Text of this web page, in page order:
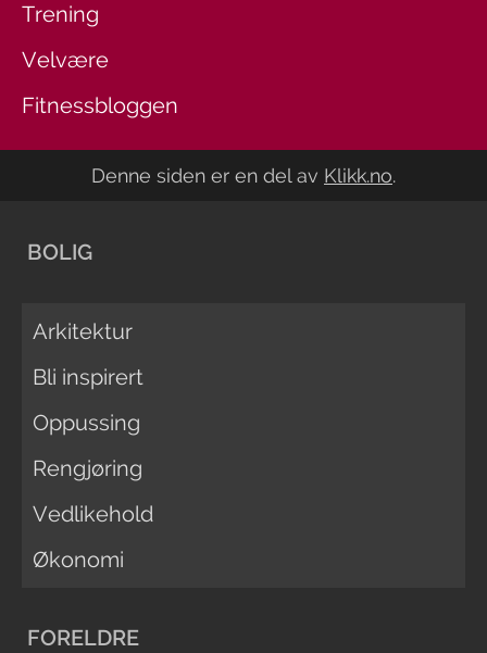
Trening
Velvære
Fitnessbloggen
Denne siden er en del av Klikk.no.
BOLIG
Arkitektur
Bli inspirert
Oppussing
Rengjøring
Vedlikehold
Økonomi
FORELDRE